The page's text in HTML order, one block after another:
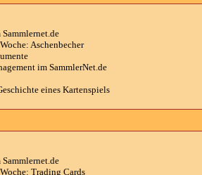
Aschenbecher
im SammlerNet.de
eines Kartenspiels
Trading Cards